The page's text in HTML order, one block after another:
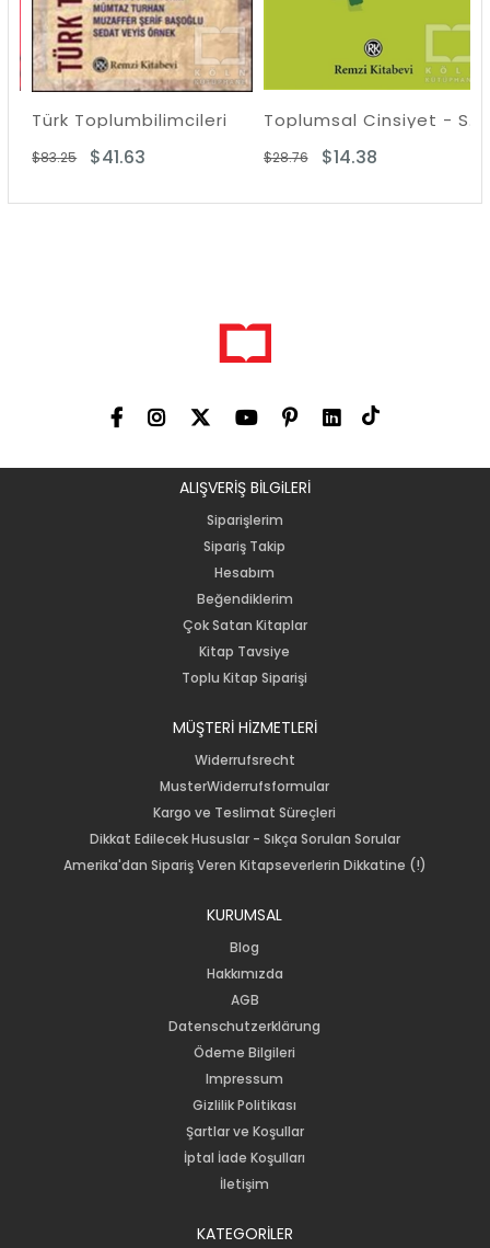
Türk Toplumbilimcileri
$41.63
$83.25
Toplumsal Cinsiyet - Sosyal Psikolojik Açıklamalar
$14.38
$28.76
ALIŞVERİŞ BİLGiLERİ
Siparişlerim
Sipariş Takip
Hesabım
Beğendiklerim
Çok Satan Kitaplar
Kitap Tavsiye
Toplu Kitap Siparişi
MÜŞTERİ HİZMETLERİ
Widerrufsrecht
MusterWiderrufsformular
Kargo ve Teslimat Süreçleri
Dikkat Edilecek Hususlar - Sıkça Sorulan Sorular
Amerika'dan Sipariş Veren Kitapseverlerin Dikkatine (!)
KURUMSAL
Blog
Hakkımızda
AGB
Datenschutzerklärung
Ödeme Bilgileri
Impressum
Gizlilik Politikası
Şartlar ve Koşullar
İptal İade Koşulları
İletişim
KATEGORİLER